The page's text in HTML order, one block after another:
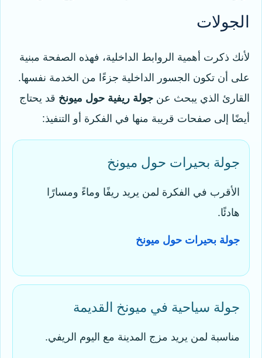
الجولات
لأنك ذكرت أهمية الروابط الداخلية، فهذه الصفحة مبنية
على أن تكون الجسور الداخلية جزءًا من الخدمة نفسها.
القارئ الذي يبحث عن جولة ريفية حول ميونخ قد يحتاج
أيضًا إلى صفحات قريبة منها في الفكرة أو التنفيذ:
جولة بحيرات حول ميونخ
الأقرب في الفكرة لمن يريد ريفًا وماءً ومسارًا
هادئًا.
جولة بحيرات حول ميونخ
جولة سياحية في ميونخ القديمة
مناسبة لمن يريد مزج المدينة مع اليوم الريفي.